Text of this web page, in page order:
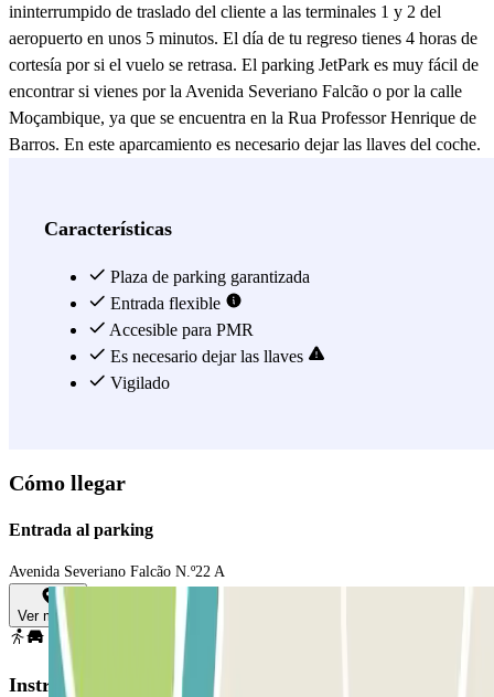
ininterrumpido de traslado del cliente a las terminales 1 y 2 del
aeropuerto en unos 5 minutos. El día de tu regreso tienes 4 horas de
cortesía por si el vuelo se retrasa. El parking JetPark es muy fácil de
encontrar si vienes por la Avenida Severiano Falcão o por la calle
Moçambique, ya que se encuentra en la Rua Professor Henrique de
Barros. En este aparcamiento es necesario dejar las llaves del coche.
Características
Plaza de parking garantizada
Entrada flexible
Accesible para PMR
Es necesario dejar las llaves
Vigilado
Cómo llegar
Entrada al parking
Avenida Severiano Falcão N.º22 A
Ver mapa
Instrucciones